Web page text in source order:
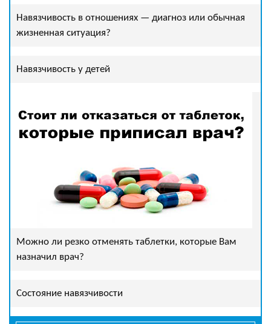
Навязчивость в отношениях — диагноз или обычная
жизненная ситуация?
Навязчивость у детей
Можно ли резко отменять таблетки, которые Вам
назначил врач?
Состояние навязчивости